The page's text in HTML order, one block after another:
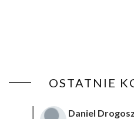
OSTATNIE
Daniel Drogosz